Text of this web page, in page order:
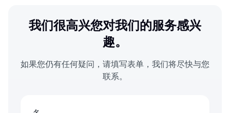
我们很高兴您对我们的服务感兴
趣。
如果您仍有任何疑问，请填写表单，我们将尽快与您
联系。